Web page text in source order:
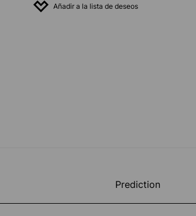
Añadir a la lista de deseos
Prediction